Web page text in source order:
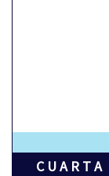
C U A R T